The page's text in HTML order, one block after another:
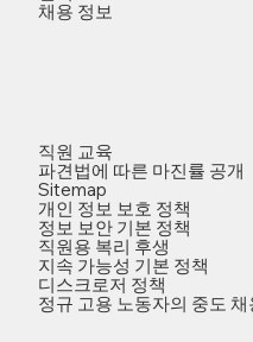
채용 정보
직원 교육
파견법에 따른 마진률 공개
Sitemap
개인 정보 보호 정책
정보 보안 기본 정책
직원용 복리 후생
지속 가능성 기본 정책
디스크로저 정책
정규 고용 노동자의 중도 채